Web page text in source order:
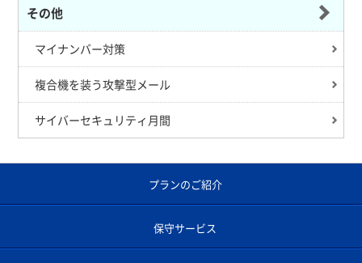
その他
マイナンバー対策
複合機を装う攻撃型メール
サイバーセキュリティ月間
プランのご紹介
保守サービス